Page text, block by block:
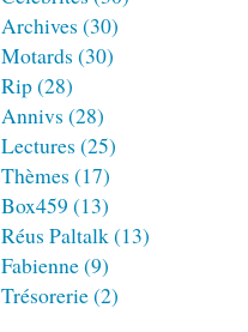
Archives (30)
Motards (30)
Rip(28)
Annivs (28)
Lectures (25)
Thèmes (17)
Box459 (13)
Réus Paltalk(13)
Fabienne(9)
Trésorerie(2)